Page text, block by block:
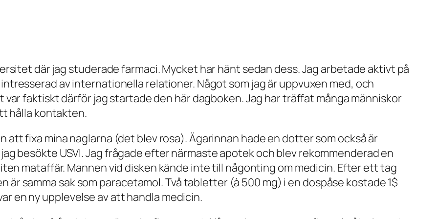
där jag studerade farmaci. Mycket har hänt sedan dess. Jag arbetade aktivt på
av internationella relationer. Något som jag är uppvuxen med, och
faktiskt därför jag startade den här dagboken. Jag har träffat många människor
hålla kontakten.
att fixa mina naglarna (det blev rosa). Ägarinnan hade en dotter som också är
besökte USVI. Jag frågade efter närmaste apotek och blev rekommenderad en
mataffär. Mannen vid disken kände inte till någonting om medicin. Efter ett tag
samma sak som paracetamol. Två tabletter (à 500 mg) i en dospåse kostade 1$
en ny upplevelse av att handla medicin.